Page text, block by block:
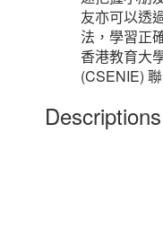
友亦可以透
法，學習正
香港教育大
(CSENIE)
Descriptions